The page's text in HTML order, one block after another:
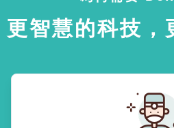
更智慧的科技，